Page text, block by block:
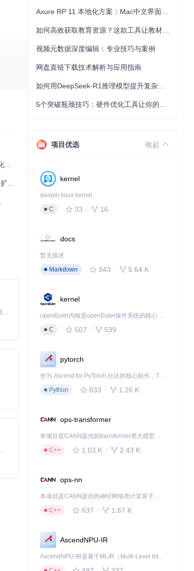
MiniMax H3 是一个通用的全模态生成系统。它支持对由文本、图像、视频和音频组成的多模态上下文进行统一理解，并能生成分辨率高达 2K、时长可达 15 秒的带原生立体声音频的视频。得益于面向任务泛化的系统设计，H3 在预训练阶段就已具备广泛的多模态上下文理解与生成能力，能够出色地执行复杂的多模态指令。
基于Python的Xiaozhi AI，适用于想要完整Xiaozhi体验而无需拥有专用硬件的用户。
视频元数据深度编辑：专业技巧与案例
网盘直链下载技术解析与应用指南
项目优选 收起
kernel
deepin linux kernel
C
33 16
docs
暂无描述
Markdown
843 5.64 K
kernel
openEuler内核是openEuler操作系统的核心，既是系统性能与稳定性的基石，也是连接处理器、设备与服务的桥梁。
C
507 539
pytorch
作为 Ascend for PyTorch 社区的核心组件，TorchNPU 是昇腾专为 PyTorch 打造的深度学习适配插件，使 PyTorch 框架能够直接调用昇腾 NPU，为开发者提供昇腾 AI 处理器的超强算力。
Python
833 1.26 K
ops-transformer
本项目是CANN提供的transformer类大模型算子库，实现网络在NPU上加速计算。
C++
1.03 K 2.43 K
ops-nn
本项目是CANN提供的神经网络类计算算子库，实现网络在NPU上加速计算。
C++
837 1.67 K
AscendNPU-IR
AscendNPU-IR是基于MLIR（Multi-Level Intermediate Representation）构建的，面向昇腾亲和算子编译时使用的中间表示，提供昇腾完备表达能力，通过编译优化提升昇腾AI处理器计算效率，支持通过生态框架使能昇腾AI处理器与深度调优